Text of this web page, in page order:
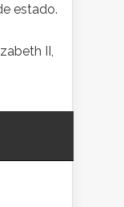
estado.
II,